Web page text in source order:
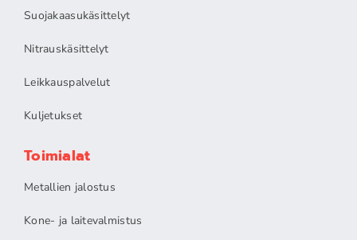
Suojakaasukäsittelyt
Nitrauskäsittelyt
Leikkauspalvelut
Kuljetukset
Toimialat
Metallien jalostus
Kone- ja laitevalmistus